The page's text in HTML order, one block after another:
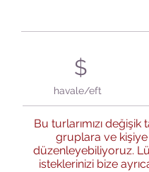
$
havale/eft
Bu turlarımızı değişik
gruplara ve
düzenleyebiliyoruz.
isteklerinizi bize